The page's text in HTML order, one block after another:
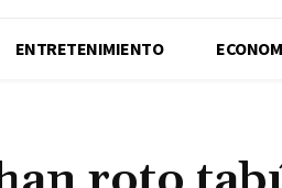
ENTRETENIMIENTO